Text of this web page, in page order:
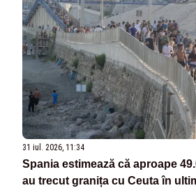
31 iul. 2026, 11:34
Spania estimează că aproape
au trecut granița cu Ceuta în